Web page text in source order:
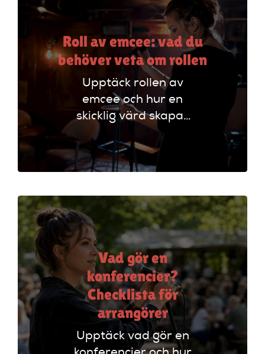
Roll av emcee: vad du
behöver veta om rollen
Upptäck rollen av
emcee och hur en
skicklig värd skapar
oförglömliga
evenemang genom
att styra
engagera publiken.
Vad gör en
konferencier?
Checklista för
arrangörer
Upptäck vad gör en